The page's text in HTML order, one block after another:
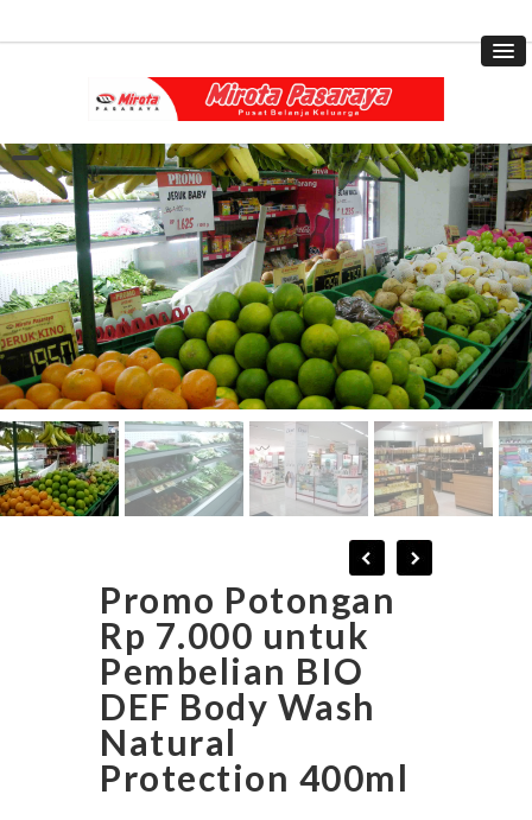
Promo Potongan
Rp 7.000 untuk
Pembelian BIO
DEF Body Wash
Natural
Protection 400ml